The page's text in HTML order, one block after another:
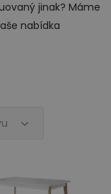
jinak? Máme
nabídka